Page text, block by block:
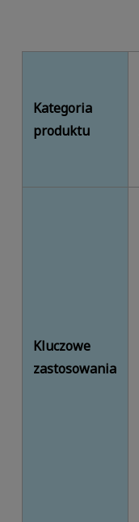
Kategoria
produktu
Kluczowe
zastosowania